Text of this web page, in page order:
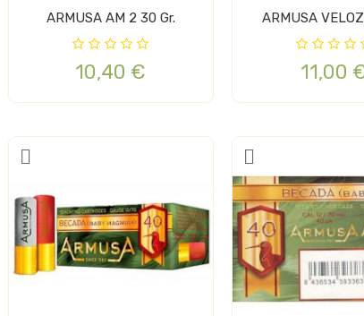
ARMUSA AM 2 30 Gr.
10,40 €
ARMUSA
11,00